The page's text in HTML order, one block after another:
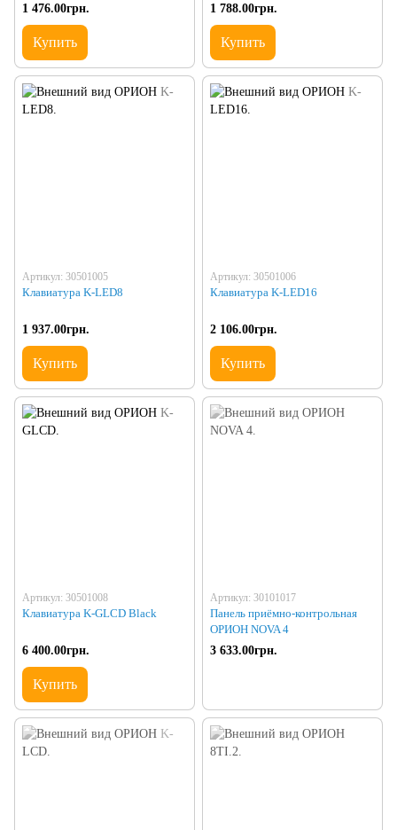
GSM
1 476.00грн.
Купить
1 788.00грн.
Купить
Артикул: 30501005
Клавиатура K-LED8
1 937.00грн.
Купить
Артикул: 30501006
Клавиатура K-LED16
2 106.00грн.
Купить
Артикул: 30501008
Клавиатура K-GLCD Black
6 400.00грн.
Купить
Артикул: 30101017
Панель приёмно-контрольная
ОРИОН NOVA 4
3 633.00грн.